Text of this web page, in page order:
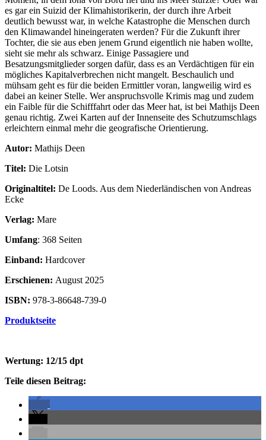
es gar ein Suizid der Klimahistorikerin, der durch ihre Arbeit
deutlich bewusst war, in welche Katastrophe die Menschen durch
den Klimawandel hineingeraten werden? Für die Zukunft ihrer
Tochter, die sie aus eben jenem Grund eigentlich nie haben wollte,
sieht sie mehr als schwarz. Einige Passagiere und
Besatzungsmitglieder sorgen dafür, dass es an Verdächtigen für ein
mögliches Kapitalverbrechen nicht mangelt. Beschaulich und
mühsam geht es für die beiden Ermittler voran, langweilig wird es
dabei an keiner Stelle. Wer anspruchsvolle Krimis mag und zudem
ein Faible für die Schifffahrt oder das Meer hat, ist bei Mathijs Deen
genau richtig. Zwei Karten auf der Innenseite des Schutzumschlags
erleichtern einmal mehr die geografische Orientierung.
Autor: Mathijs Deen
Titel: Die Lotsin
Originaltitel: De Loods. Aus dem Niederländischen von Andreas
Ecke
Verlag: Mare
Umfang: 368 Seiten
Einband: Hardcover
Erschienen: August 2025
ISBN: 978-3-86648-739-0
Produktseite
Wertung: 12/15 dpt
Teile diesen Beitrag: